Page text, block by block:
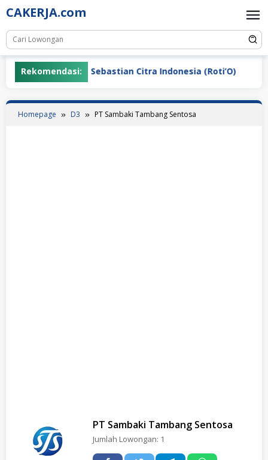
Skip
to
content
CAKERJA.com
Rekomendasi:PT Sebastian Citra Indonesia (Roti’O)
Homepage D3 PT Sambaki Tambang Sentosa
PT Sambaki Tambang Sentosa
Jumlah Lowongan: 1